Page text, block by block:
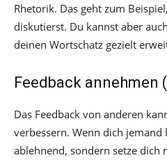
Rhetorik. Das geht zum
diskutierst. Du kannst aber
deinen Wortschatz gezielt
Feedback annehmen
Das Feedback von anderen
verbessern. Wenn dich
ablehnend, sondern setze dich